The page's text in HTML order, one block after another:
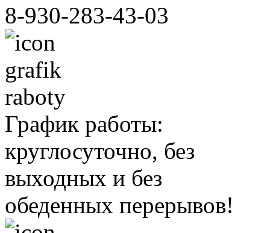
8-930-283-43-03
График работы:
круглосуточно, без
выходных и без
обеденных перерывов!